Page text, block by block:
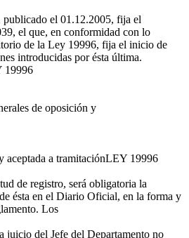
el 01.12.2005, fija el
el que, en conformidad con lo
de la Ley 19996, fija el inicio de
introducidas por ésta última.
19996
de oposición y
a tramitaciónLEY 19996
de registro, será obligatoria la
ésta en el Diario Oficial, en la forma y
Los
juicio del Jefe del Departamento no